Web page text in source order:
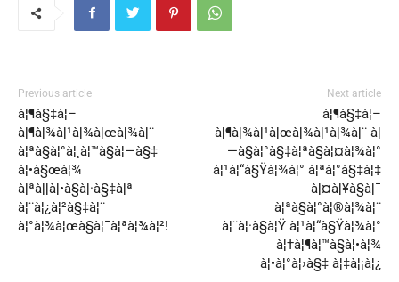
Previous article
à¦¶à§‡à¦–
à¦¶à¦¾à¦¹à¦¾à¦œà¦¾à¦¨
à¦ªà§à¦°à¦¸à¦™à§à¦—à§‡
à¦•à§œà¦¾
à¦ªà¦¦à¦•à§à¦·à§‡à¦ª
à¦¨à¦¿à¦²à§‡à¦¨
à¦°à¦¾à¦œà§à¦¯à¦ªà¦¾à¦²!
Next article
à¦¶à§‡à¦–
à¦¶à¦¾à¦¹à¦œà¦¾à¦¹à¦¾à¦¨ à¦
—à§à¦°à§‡à¦ªà§à¦¤à¦¾à¦°
à¦¹à¦“à§Ÿà¦¾à¦° à¦ªà¦°à§‡à¦‡
à¦¤à¦¥à§à¦¯
à¦ªà§à¦°à¦®à¦¾à¦¨
à¦¨à¦·à§à¦Ÿ à¦¹à¦“à§Ÿà¦¾à¦°
à¦†à¦¶à¦™à§à¦•à¦¾
à¦•à¦°à¦›à§‡ à¦‡à¦¡à¦¿